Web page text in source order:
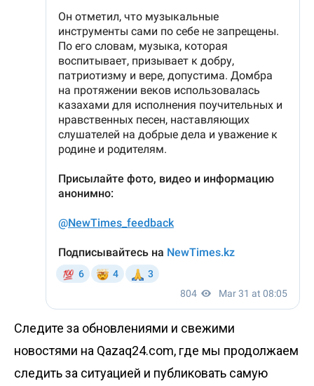
Следите за обновлениями и свежими
новостями на Qazaq24.com, где мы продолжаем
следить за ситуацией и публиковать самую